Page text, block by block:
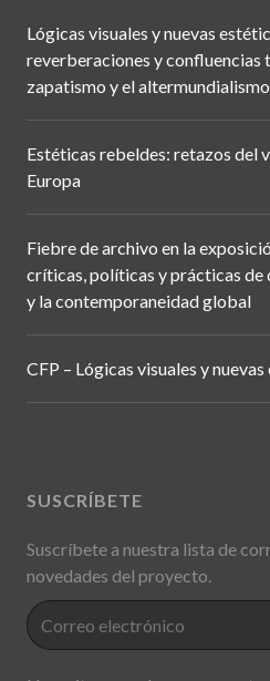
Lógicas visuales y nuevas
reverberaciones y confluencias
zapatismo y el
Estéticas rebeldes: retazos del
Europa
Fiebre de archivo en la
críticas, políticas y prácticas de
y la contemporaneidad global
CFP – Lógicas visuales y
SUSCRÍBETE
Suscríbete a nuestra lista de
novedades del proyecto.